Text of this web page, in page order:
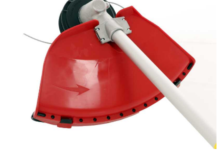
Vêtements de Sécurité
Vibroculteurs à tracteur
Macte Ovens
Makita
MAMMAMIA
Marcato
Marina Systems
Master
Mastercook